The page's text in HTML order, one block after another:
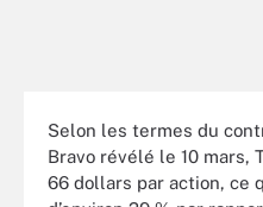
Selon les termes du
Bravo révélé le 10 mars,
66 dollars par action, ce